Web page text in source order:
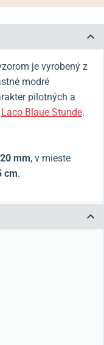
je vyrobený z
modré
pilotných a
Laco Blaue Stunde.
20 mm, v mieste
cm.